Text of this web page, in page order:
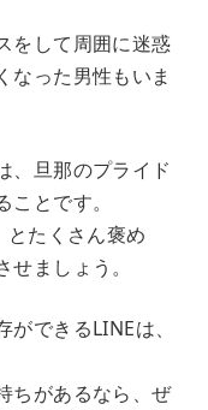
をして周囲に迷惑
なった男性もいま
、旦那のプライド
とです。
とたくさん褒め
ましょう。
できるLINEは、
ちがあるなら、ぜ